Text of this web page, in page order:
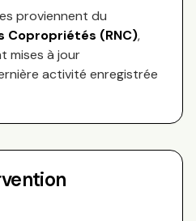
proviennent du
Copropriétés (RNC),
mises à jour
activité enregistrée